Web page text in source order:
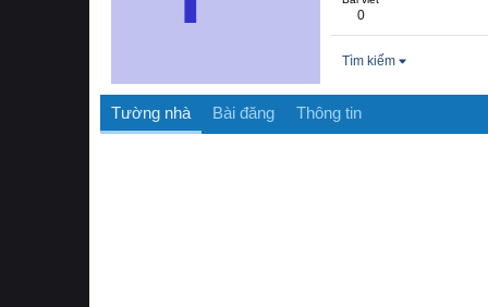
0
Tìm kiếm
Tường nhà Bài đăng Thông tin